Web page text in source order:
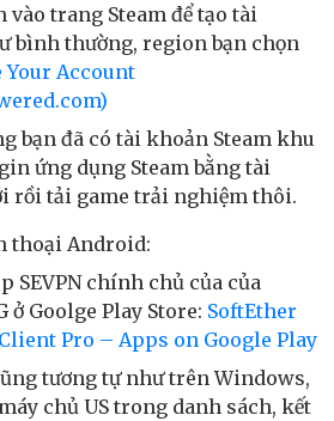
vào trang Steam để tạo tài
bình thường, region bạn chọn
Your Account
bạn đã có tài khoản Steam khu
ứng dụng Steam bằng tài
rồi tải game trải nghiệm thôi.
thoại Android:
SEVPN chính chủ của của
ở Goolge Play Store: SoftEther
Pro – Apps on Google Play
tương tự như trên Windows,
chủ US trong danh sách, kết